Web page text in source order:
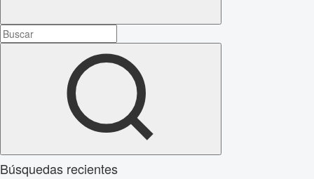
Búsquedas recientes